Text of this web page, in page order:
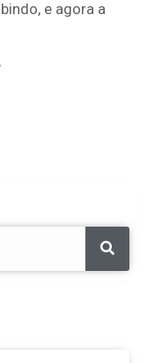
e agora a